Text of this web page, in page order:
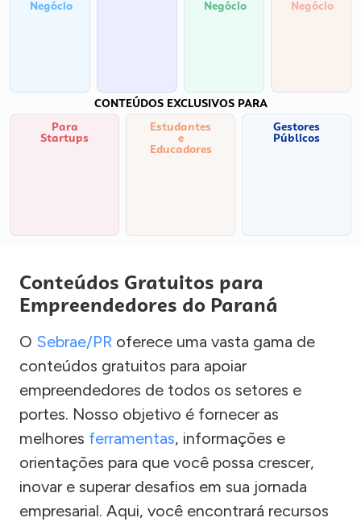
Negócio Negócio Negócio
CONTEÚDOS EXCLUSIVOS PARA
Para
Startups
Estudantes
e
Educadores
Gestores
Públicos
Conteúdos Gratuitos para
Empreendedores do Paraná
O Sebrae/PR oferece uma vasta gama de
conteúdos gratuitos para apoiar
empreendedores de todos os setores e
portes. Nosso objetivo é fornecer as
melhores ferramentas, informações e
orientações para que você possa crescer,
inovar e superar desafios em sua jornada
empresarial. Aqui, você encontrará recursos